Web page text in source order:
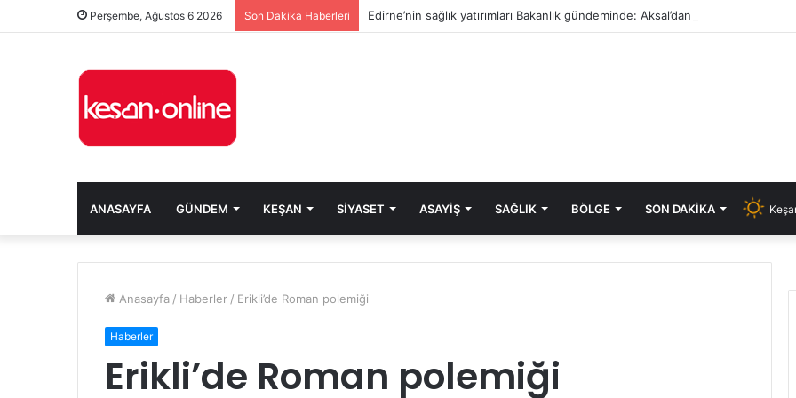
Perşembe, Ağustos 6 2026 Son Dakika Haberleri Edirne’nin sağlık yatırımları Bakanlık gündeminde: Aksal’dan Keşan için iki
ANASAYFA GÜNDEM KEŞAN SIYASET ASAYIŞ SAĞLIK BÖLGE SON DAKIKA
Anasayfa / Haberler / Erikli’de Roman polemiği
Haberler
Erikli’de Roman polemiği